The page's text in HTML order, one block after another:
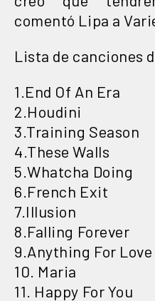
comentó Lipa a
Lista de canciones
1.End Of An Era
2.Houdini
3.Training Season
4.These Walls
5.Whatcha Doing
6.French Exit
7.Illusion
8.Falling Forever
9.Anything For Love
10. Maria
11. Happy For You